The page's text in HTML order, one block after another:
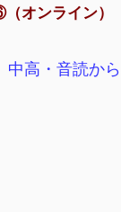
オンライン）
中高・音読から